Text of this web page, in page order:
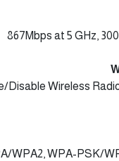
867Mbps at 5 GHz,
Disable Wireless
WPA/WPA2, WPA-PSK/